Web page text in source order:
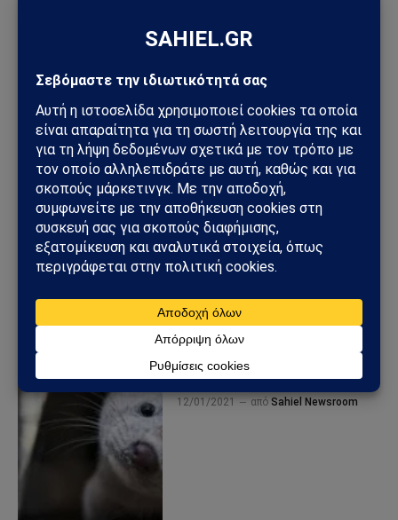
Τέχνης στον Διεθνή
Δεκεμβρίου 2020-30
Απριλίου 2021
21/01/2021
Οργανώσεις ζητούν από το
ΥΠ.Α.Α.Τ να στηρίξει τη
λήψη μέτρων έκτακτης
ανάγκης σε επίπεδο Ε.Ε για
την εκτροφή των μινκ
12/01/2021 από Sahiel Newsroom